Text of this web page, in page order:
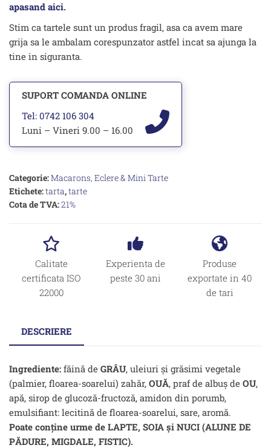
apasand aici.
Stim ca tartele sunt un produs fragil, asa ca avem mare
grija sa le ambalam corespunzator astfel incat sa ajunga la
tine in siguranta.
SUPORT COMANDA ONLINE
Tel: 0742 106 304
Luni – Vineri 9.00 – 16.00
Categorie:Macarons, Eclere & Mini Tarte
Etichete:tarta,tarte
Cota de TVA:21%
Calitate
certificata ISO
22000
Experienta de
peste 30 ani
Produse
exportate in 40
de tari
DESCRIERE
Ingrediente: făină de GRÂU, uleiuri și grăsimi vegetale
(palmier, floarea-soarelui) zahăr, OUĂ, praf de albuş de OU,
apă, sirop de glucoză-fructoză, amidon din porumb,
emulsifiant: lecitină de floarea-soarelui, sare, aromă.
Poate conține urme de LAPTE, SOIA și NUCI (ALUNE DE
PĂDURE, MIGDALE, FISTIC).